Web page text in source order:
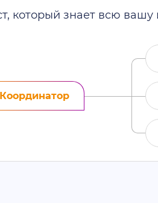
который знает всю
Координатор